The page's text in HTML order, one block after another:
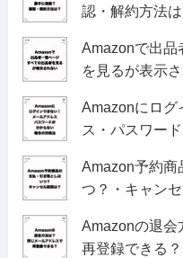
認・解約方法は
Amazonで出品
を見るが表示
Amazonにログ
ス・パスワー
Amazon予約商
つ？・キャン
Amazonの退会
再登録できる？